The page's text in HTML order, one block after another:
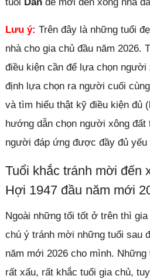
Lưu ý: Trên đây là những tuổi
nhà cho gia chủ đầu năm 2026.
điều kiện cần để lựa chọn
định lựa chọn ra người cuối
và tìm hiểu thật kỹ điều kiện đủ
hướng dẫn chọn người xông
người đáp ứng được đầy đủ yếu
Tuổi khắc tránh mời đến
Hợi 1947 đầu năm mới
Ngoài những tổi tốt ở trên thì
chú ý tránh mời những tuổi sau
năm mới 2026 cho mình.
rất xấu, rất khắc tuổi gia chủ,